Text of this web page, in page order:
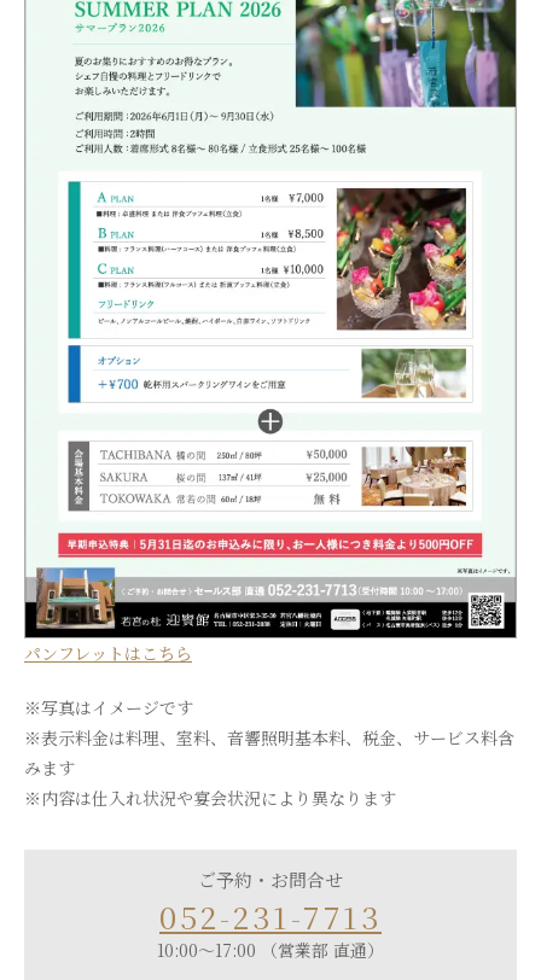
パンフレットはこちら
※写真はイメージです
※表示料金は料理、室料、音響照明基本料、税金、サービス料含
みます
※内容は仕入れ状況や宴会状況により異なります
ご予約・お問合せ
052-231-7713
10:00～17:00 （営業部 直通）